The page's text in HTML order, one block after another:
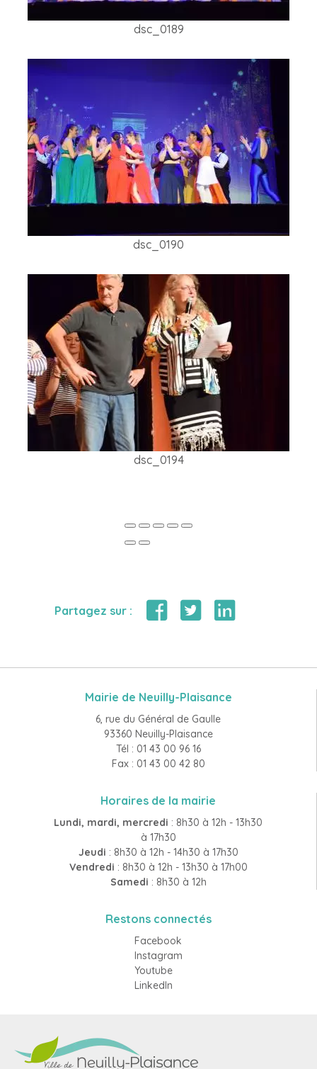
dsc_0189
dsc_0190
dsc_0194
Partagez sur :
Mairie de Neuilly-Plaisance
6, rue du Général de Gaulle
93360 Neuilly-Plaisance
Tél : 01 43 00 96 16
Fax : 01 43 00 42 80
Horaires de la mairie
Lundi, mardi, mercredi : 8h30 à 12h - 13h30
à 17h30
Jeudi : 8h30 à 12h - 14h30 à 17h30
Vendredi : 8h30 à 12h - 13h30 à 17h00
Samedi : 8h30 à 12h
Restons connectés
Facebook
Instagram
Youtube
LinkedIn